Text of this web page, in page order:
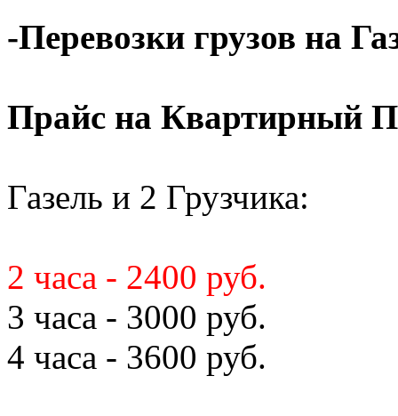
-Перевозки грузов на
Прайс на Квартирный
Газель и 2 Грузчика:
2 часа - 2400 руб.
3 часа - 3000 руб.
4 часа - 3600 руб.